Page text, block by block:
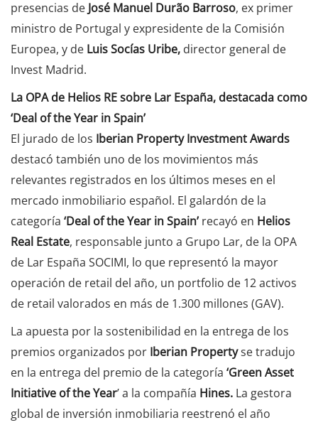
presencias de José Manuel Durão Barroso, ex primer
ministro de Portugal y expresidente de la Comisión
Europea, y de Luis Socías Uribe, director general de
Invest Madrid.
La OPA de Helios RE sobre Lar España, destacada como
‘Deal of the Year in Spain’
El jurado de los Iberian Property Investment Awards
destacó también uno de los movimientos más
relevantes registrados en los últimos meses en el
mercado inmobiliario español. El galardón de la
categoría ‘Deal of the Year in Spain’ recayó en Helios
Real Estate, responsable junto a Grupo Lar, de la OPA
de Lar España SOCIMI, lo que representó la mayor
operación de retail del año, un portfolio de 12 activos
de retail valorados en más de 1.300 millones (GAV).
La apuesta por la sostenibilidad en la entrega de los
premios organizados por Iberian Propertyse tradujo
en la entrega del premio de la categoría ‘Green Asset
Initiative of the Year’ a la compañía Hines. La gestora
global de inversión inmobiliaria reestrenó el año